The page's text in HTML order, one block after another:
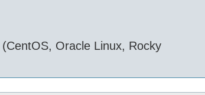
Oracle Linux, Rocky